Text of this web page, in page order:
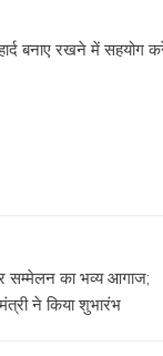
बनाए रखने में सहयोग
सम्मेलन का भव्य आगाज;
ने किया शुभारंभ